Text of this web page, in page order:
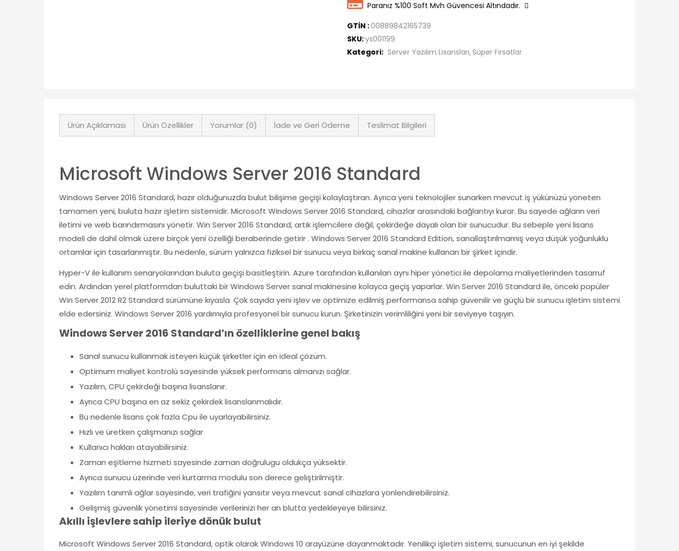
Paranız %100 Soft Mvh Güvencesi Altındadır.
GTİN :00889842165739
SKU:ys001199
Kategori: Server Yazılım Lisansları Süper Fırsatlar
Ürün Açıklaması Ürün Özellikler Yorumlar (0) İade ve Geri Ödeme Teslimat Bilgileri
Microsoft Windows Server 2016 Standard
Windows Server 2016 Standard, hazır olduğunuzda bulut bilişime geçişi kolaylaştıran. Ayrıca yeni teknolojiler sunarken mevcut iş yükünüzü yöneten
tamamen yeni, buluta hazır işletim sistemidir. Microsoft Windows Server 2016 Standard, cihazlar arasındaki bağlantıyı kurar. Bu sayede ağların veri
iletimi ve web barındırmasını yönetir. Win Server 2016 Standard, artık işlemcilere değil, çekirdeğe dayalı olan bir sunucudur. Bu sebeple yeni lisans
modeli de dahil olmak üzere birçok yeni özelliği beraberinde getirir . Windows Server 2016 Standard Edition, sanallaştırılmamış veya düşük yoğunluklu
ortamlar için tasarlanmıştır. Bu nedenle, sürüm yalnızca fiziksel bir sunucu veya birkaç sanal makine kullanan bir şirket içindir.
Hyper-V ile kullanım senaryolarından buluta geçişi basitleştirin. Azure tarafından kullanılan aynı hiper yönetici ile depolama maliyetlerinden tasarruf
edin. Ardından yerel platformdan buluttaki bir Windows Server sanal makinesine kolayca geçiş yaparlar. Win Server 2016 Standard ile, önceki popüler
Win Server 2012 R2 Standard sürümüne kıyasla. Çok sayıda yeni işlev ve optimize edilmiş performansa sahip güvenilir ve güçlü bir sunucu işletim sistemi
elde edersiniz. Windows Server 2016 yardımıyla profesyonel bir sunucu kurun. Şirketinizin verimliliğini yeni bir seviyeye taşıyın.
Windows Server 2016 Standard’ın özelliklerine genel bakış
Sanal sunucu kullanmak isteyen küçük şirketler için en ideal çözüm.
Optimum maliyet kontrolü sayesinde yüksek performans almanızı sağlar.
Yazılım, CPU çekirdeği başına lisanslanır.
Ayrıca CPU başına en az sekiz çekirdek lisanslanmalıdır.
Bu nedenle lisans çok fazla Cpu ile uyarlayabilirsiniz.
Hızlı ve üretken çalışmanızı sağlar
Kullanıcı hakları atayabilirsiniz.
Zaman eşitleme hizmeti sayesinde zaman doğrulugu oldukça yüksektir.
Ayrıca sunucu üzerinde veri kurtarma modulu son derece geliştirilmiştir.
Yazılım tanımlı ağlar sayesinde, veri trafiğini yansıtır veya mevcut sanal cihazlara yönlendirebilirsiniz.
Gelişmiş güvenlik yönetimi sayesinde verilerinizi her an blutta yedekleyeye bilirsiniz.
Akıllı işlevlere sahip ileriye dönük bulut
Microsoft Windows Server 2016 Standard, optik olarak Windows 10 arayüzüne dayanmaktadır. Yenilikçi işletim sistemi, sunucunun en iyi şekilde